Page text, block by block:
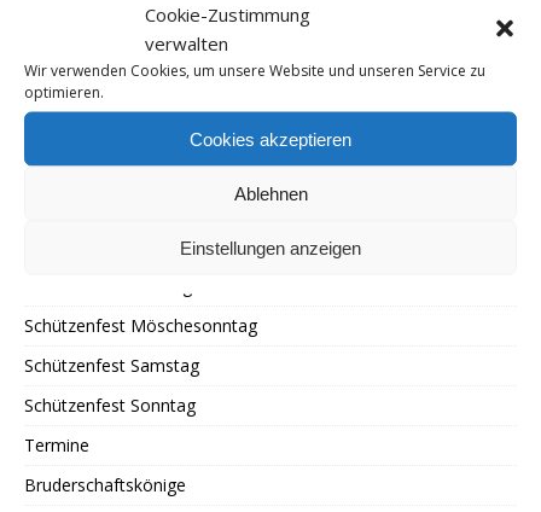
Cookie-Zustimmung
verwalten
Wir verwenden Cookies, um unsere Website und unseren Service zu
optimieren.
Cookies akzeptieren
Ablehnen
Einstellungen anzeigen
SEITEN
Live-Zeltparty Bewertung
Schützenfest Freitag
Schützenfest Möschesonntag
Schützenfest Samstag
Schützenfest Sonntag
Termine
Bruderschaftskönige